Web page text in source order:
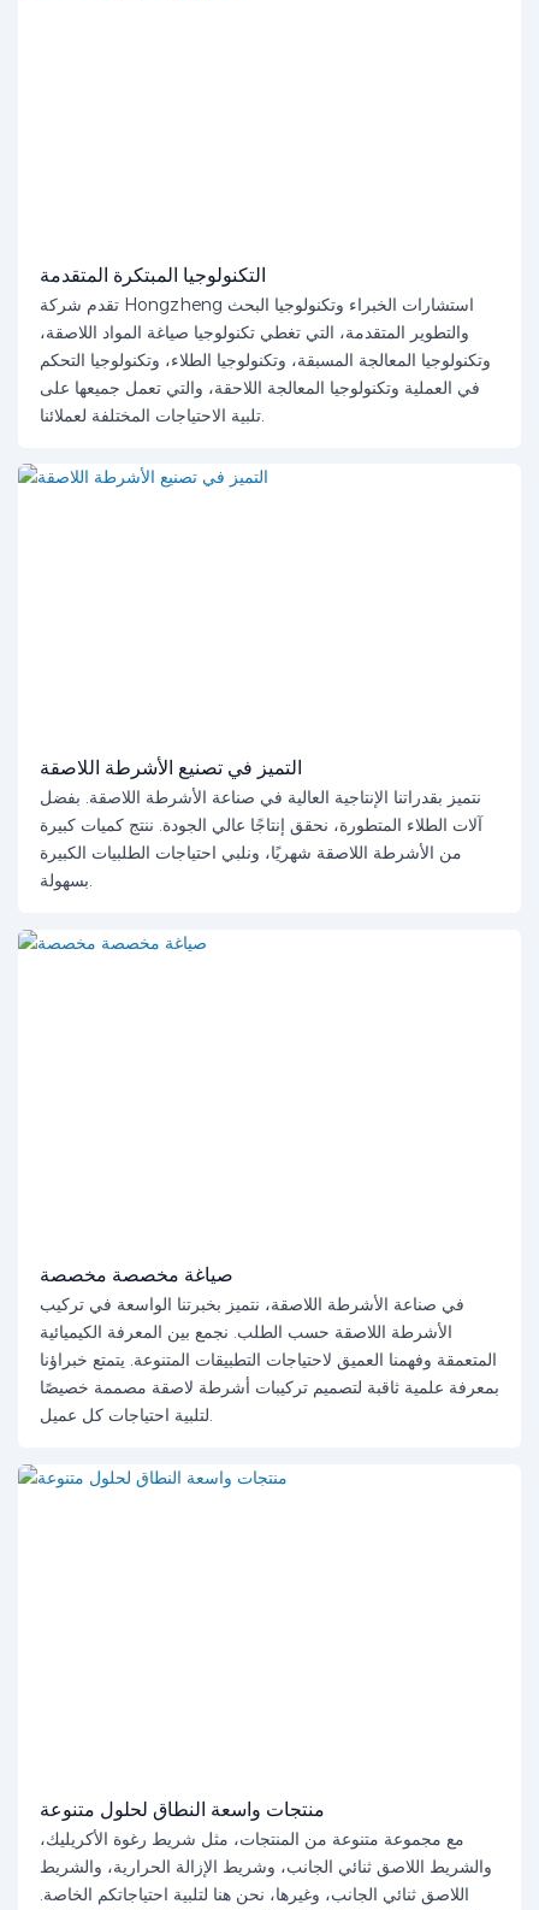
التكنولوجيا المبتكرة المتقدمة
تقدم شركة Hongzheng استشارات الخبراء وتكنولوجيا البحث
والتطوير المتقدمة، التي تغطي تكنولوجيا صياغة المواد اللاصقة،
وتكنولوجيا المعالجة المسبقة، وتكنولوجيا الطلاء، وتكنولوجيا التحكم
في العملية وتكنولوجيا المعالجة اللاحقة، والتي تعمل جميعها على
تلبية الاحتياجات المختلفة لعملائنا.
التميز في تصنيع الأشرطة اللاصقة
نتميز بقدراتنا الإنتاجية العالية في صناعة الأشرطة اللاصقة. بفضل
آلات الطلاء المتطورة، نحقق إنتاجًا عالي الجودة. ننتج كميات كبيرة
من الأشرطة اللاصقة شهريًا، ونلبي احتياجات الطلبيات الكبيرة
بسهولة.
صياغة مخصصة مخصصة
في صناعة الأشرطة اللاصقة، نتميز بخبرتنا الواسعة في تركيب
الأشرطة اللاصقة حسب الطلب. نجمع بين المعرفة الكيميائية
المتعمقة وفهمنا العميق لاحتياجات التطبيقات المتنوعة. يتمتع خبراؤنا
بمعرفة علمية ثاقبة لتصميم تركيبات أشرطة لاصقة مصممة خصيصًا
لتلبية احتياجات كل عميل.
منتجات واسعة النطاق لحلول متنوعة
مع مجموعة متنوعة من المنتجات، مثل شريط رغوة الأكريليك،
والشريط اللاصق ثنائي الجانب، وشريط الإزالة الحرارية، والشريط
اللاصق ثنائي الجانب، وغيرها، نحن هنا لتلبية احتياجاتكم الخاصة.